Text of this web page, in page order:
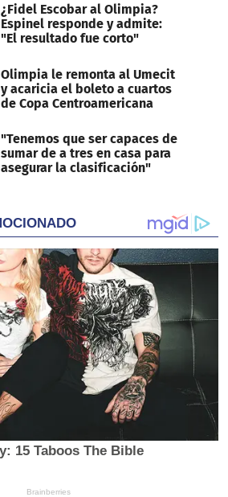
¿Fidel Escobar al Olimpia?
Espinel responde y admite:
"El resultado fue corto"
Olimpia le remonta al Umecit
y acaricia el boleto a cuartos
de Copa Centroamericana
"Tenemos que ser capaces de
sumar de a tres en casa para
asegurar la clasificación"